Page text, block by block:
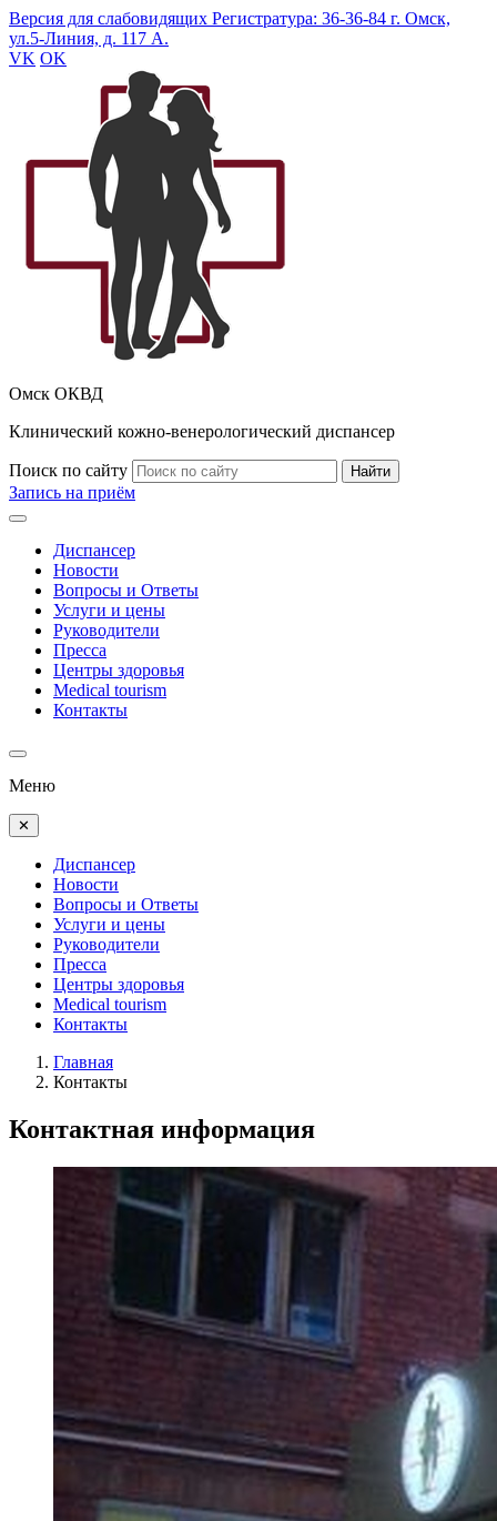
Версия для слабовидящих Регистратура: 36-36-84 г. Омск,
ул.5-Линия, д. 117 А.
VK OK
Омск ОКВД
Клинический кожно-венерологический диспансер
Поиск по сайту Найти
Запись на приём
Диспансер
Новости
Вопросы и Ответы
Услуги и цены
Руководители
Пресса
Центры здоровья
Medical tourism
Контакты
Меню
✕
Диспансер
Новости
Вопросы и Ответы
Услуги и цены
Руководители
Пресса
Центры здоровья
Medical tourism
Контакты
Главная
Контакты
Контактная информация